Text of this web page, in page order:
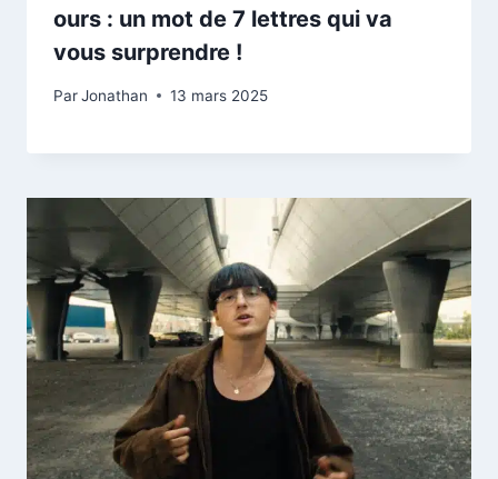
ours : un mot de 7 lettres qui va
vous surprendre !
ParJonathan 13 mars 2025